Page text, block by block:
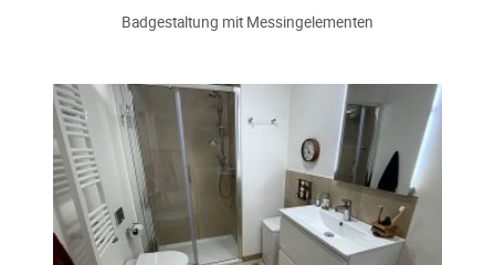
Badgestaltung mit Messingelementen